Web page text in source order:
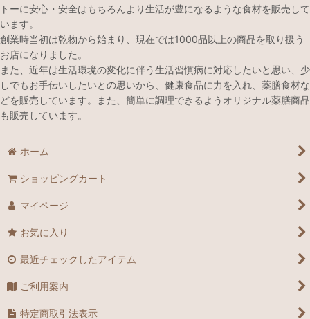
トーに安心・安全はもちろんより生活が豊になるような食材を販売して
います。
創業時当初は乾物から始まり、現在では1000品以上の商品を取り扱う
お店になりました。
また、近年は生活環境の変化に伴う生活習慣病に対応したいと思い、少
しでもお手伝いしたいとの思いから、健康食品に力を入れ、薬膳食材な
どを販売しています。また、簡単に調理できるようオリジナル薬膳商品
も販売しています。
ホーム
ショッピングカート
マイページ
お気に入り
最近チェックしたアイテム
ご利用案内
特定商取引法表示